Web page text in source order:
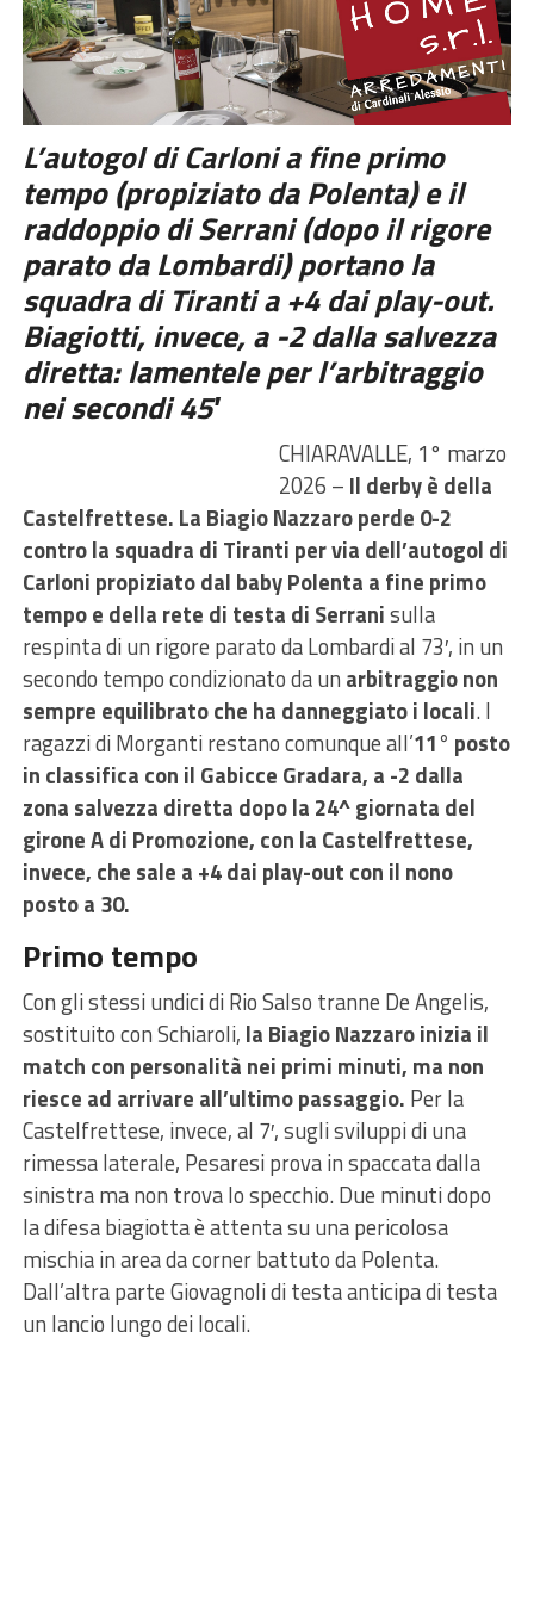
L’autogol di Carloni a fine primo
tempo (propiziato da Polenta) e il
raddoppio di Serrani (dopo il rigore
parato da Lombardi) portano la
squadra di Tiranti a +4 dai play-out.
Biagiotti, invece, a -2 dalla salvezza
diretta: lamentele per l’arbitraggio
nei secondi 45′
CHIARAVALLE, 1° marzo
2026 – Il derby è della
Castelfrettese. La Biagio Nazzaro perde 0-2
contro la squadra di Tiranti per via dell’autogol di
Carloni propiziato dal baby Polenta a fine primo
tempo e della rete di testa di Serranisulla
respinta di un rigore parato da Lombardi al 73′, in un
secondo tempo condizionato da un arbitraggio non
sempre equilibrato che ha danneggiato i locali. I
ragazzi di Morganti restano comunque all’11° posto
in classifica con il Gabicce Gradara, a -2 dalla
zona salvezza diretta dopo la 24^ giornata del
girone A di Promozione, con la Castelfrettese,
invece, che sale a +4 dai play-out con il nono
posto a 30.
Primo tempo
Con gli stessi undici di Rio Salso tranne De Angelis,
sostituito con Schiaroli, la Biagio Nazzaro inizia il
match con personalità nei primi minuti, ma non
riesce ad arrivare all’ultimo passaggio. Per la
Castelfrettese, invece, al 7′, sugli sviluppi di una
rimessa laterale, Pesaresi prova in spaccata dalla
sinistra ma non trova lo specchio. Due minuti dopo
la difesa biagiotta è attenta su una pericolosa
mischia in area da corner battuto da Polenta.
Dall’altra parte Giovagnoli di testa anticipa di testa
un lancio lungo dei locali.